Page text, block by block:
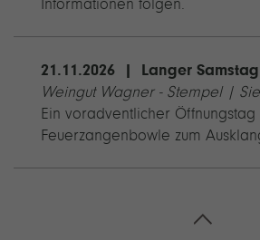
Informationen folgen.
21.11.2026 | Langer Samstag
Weingut Wagner - Stempel |
Ein voradventlicher
Feuerzangenbowle zum